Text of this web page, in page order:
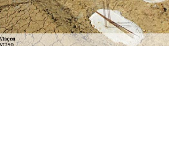
expérience, nous maîtrisons parfaitement
la chape liquide ainsi que la chape